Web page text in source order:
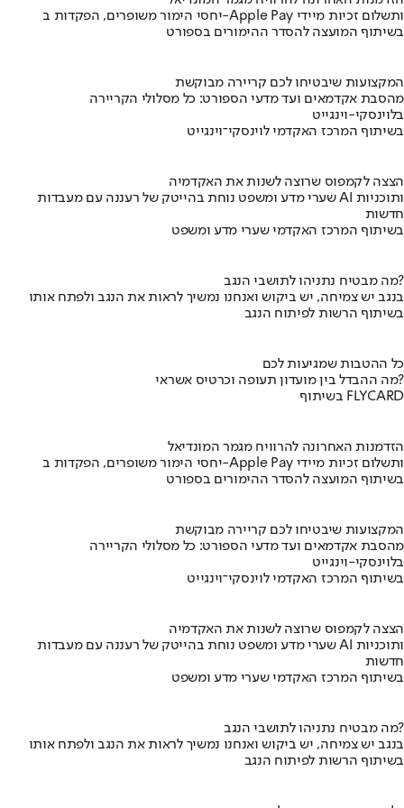
יחסי הימור משופרים, הפקדות ב-Apple Pay ותשלום זכיות מיידי
בשיתוף המועצה להסדר ההימורים בספורט
המקצועות שיבטיחו לכם קריירה מבוקשת
מהסבת אקדמאים ועד מדעי הספורט: כל מסלולי הקריירה
בלוינסקי-וינגייט
בשיתוף המרכז האקדמי לוינסקי־וינגייט
הצצה לקמפוס שרוצה לשנות את האקדמיה
שערי מדע ומשפט נוחת בהייטק של רעננה עם מעבדות AI ותוכניות
חדשות
בשיתוף המרכז האקדמי שערי מדע ומשפט
מה מבטיח נתניהו לתושבי הנגב?
בנגב יש צמיחה, יש ביקוש ואנחנו נמשיך לראות את הנגב ולפתח אותו
בשיתוף הרשות לפיתוח הנגב
כל ההטבות שמגיעות לכם
מה ההבדל בין מועדון תעופה וכרטיס אשראי?
בשיתוף FLYCARD
הזדמנות האחרונה להרוויח מגמר המונדיאל
יחסי הימור משופרים, הפקדות ב-Apple Pay ותשלום זכיות מיידי
בשיתוף המועצה להסדר ההימורים בספורט
המקצועות שיבטיחו לכם קריירה מבוקשת
מהסבת אקדמאים ועד מדעי הספורט: כל מסלולי הקריירה
בלוינסקי-וינגייט
בשיתוף המרכז האקדמי לוינסקי־וינגייט
הצצה לקמפוס שרוצה לשנות את האקדמיה
שערי מדע ומשפט נוחת בהייטק של רעננה עם מעבדות AI ותוכניות
חדשות
בשיתוף המרכז האקדמי שערי מדע ומשפט
מה מבטיח נתניהו לתושבי הנגב?
בנגב יש צמיחה, יש ביקוש ואנחנו נמשיך לראות את הנגב ולפתח אותו
בשיתוף הרשות לפיתוח הנגב